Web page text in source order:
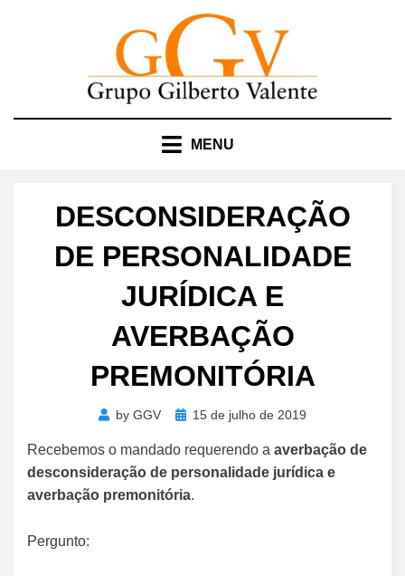
MENU
DESCONSIDERAÇÃO
DE PERSONALIDADE
JURÍDICA E
AVERBAÇÃO
PREMONITÓRIA
by GGV
Posted15 de julho de 2019
Recebemos o mandado requerendo a averbação de
desconsideração de personalidade jurídica e
averbação premonitória.
Pergunto: